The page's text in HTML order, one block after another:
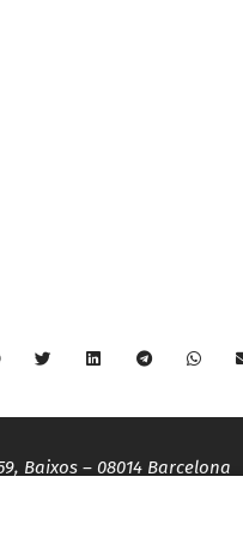
Baixos – 08014 Barcelona